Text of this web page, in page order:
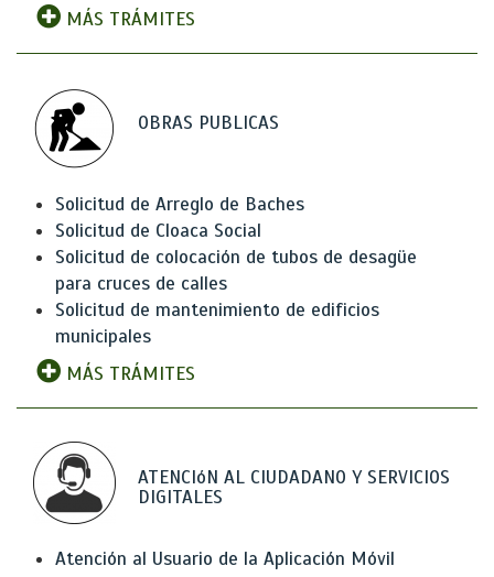
MÁS TRÁMITES
OBRAS PUBLICAS
Solicitud de Arreglo de Baches
Solicitud de Cloaca Social
Solicitud de colocación de tubos de desagüe
para cruces de calles
Solicitud de mantenimiento de edificios
municipales
MÁS TRÁMITES
ATENCIóN AL CIUDADANO Y SERVICIOS
DIGITALES
Atención al Usuario de la Aplicación Móvil